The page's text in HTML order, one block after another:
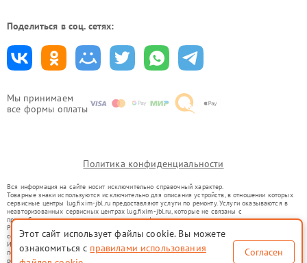
Мы принимаем
все формы оплаты
Поделиться в соц. сетях:
Политика конфиденциальности
Вся информация на сайте носит исключительно справочный характер.
Товарные знаки используются исключительно для описания устройств, в отношении которых
сервисные центры lug.fixim-jbl.ru предоставляют услуги по ремонту. Услуги оказываются в
неавторизованных сервисных центрах lug.fixim-jbl.ru, которые не связаны с
правообладателями товарных знаков или их официальными представителями.
Ремонт осуществляется для устройств, уже введенных в гражданский оборот в соответствии
со статьей 1487 ГК РФ.
Использование товарных знаков не преследует цели индивидуализации услуг или введения
потребителей в заблуждение, а служит для информирования о предоставляемых услугах по
ремонту техники указанных брендов.
Этот сайт использует файлы cookie. Вы можете
ознакомиться с правилами использования
Согласен